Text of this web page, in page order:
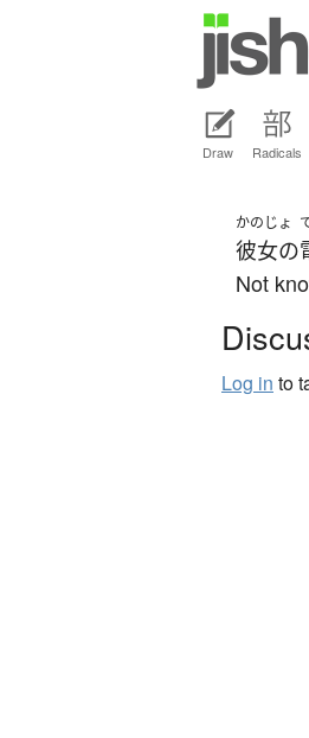
Draw Radicals
かのじょ
彼女の
Not
Log in to